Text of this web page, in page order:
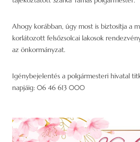
Ahogy korábban, úgy most is biztosítja a
korlátozott felsőzsolcai lakosok
az önkormányzat.
Igénybejelentés a polgármesteri hivatal
napjáig: 06 46 613 000